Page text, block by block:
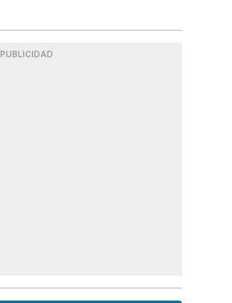
PUBLICIDAD